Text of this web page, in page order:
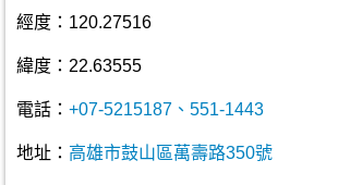
經度：120.27516
緯度：22.63555
電話： +07-5215187、551-1443
地址： 高雄市鼓山區萬壽路350號